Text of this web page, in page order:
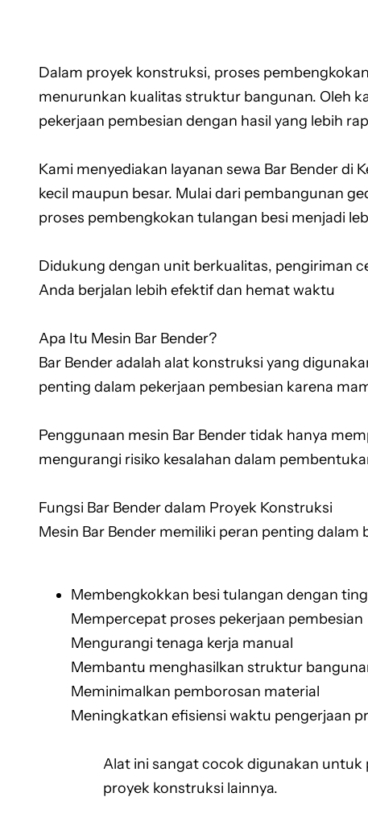
Dalam proyek konstruksi, proses
menurunkan kualitas struktur bangunan. Oleh
pekerjaan pembesian dengan hasil yang lebih
Kami menyediakan layanan sewa Bar Bender
kecil maupun besar. Mulai dari pembangunan
proses pembengkokan tulangan besi menjadi
Didukung dengan unit berkualitas, pengiriman
Anda berjalan lebih efektif dan hemat waktu
Apa Itu Mesin Bar Bender?
Bar Bender adalah alat konstruksi yang
penting dalam pekerjaan pembesian karena
Penggunaan mesin Bar Bender tidak hanya
mengurangi risiko kesalahan dalam
Fungsi Bar Bender dalam Proyek Konstruksi
Mesin Bar Bender memiliki peran penting
Membengkokkan besi tulangan dengan
Mempercepat proses pekerjaan pembesian
Mengurangi tenaga kerja manual
Membantu menghasilkan struktur
Meminimalkan pemborosan material
Meningkatkan efisiensi waktu pengerjaan
Alat ini sangat cocok digunakan
proyek konstruksi lainnya.